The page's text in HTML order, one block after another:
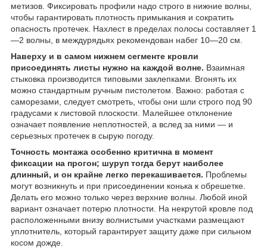
метизов. Фиксировать профили надо строго в нижние волны,
чтобы гарантировать плотность примыкания и сократить
опасность протечек. Нахлест в пределах полосы составляет 1
—2 волны, в междурядьях рекомендован набег 10—20 см.
Наверху и в самом нижнем сегменте кровли
присоединять листы нужно на каждой волне. Взаимная
стыковка производится типовыми заклепками. Вгонять их
можно стандартным ручным пистолетом. Важно: работая с
саморезами, следует смотреть, чтобы они шли строго под 90
градусами к листовой плоскости. Малейшее отклонение
означает появление неплотностей, а вслед за ними — и
серьезных протечек в сырую погоду.
Точность монтажа особенно критична в момент
фиксации на прогон; шуруп тогда берут наиболее
длинный, и он крайне легко перекашивается. Проблемы
могут возникнуть и при присоединении конька к обрешетке.
Делать его можно только через верхние волны. Любой иной
вариант означает потерю плотности. На некрутой кровле под
расположенными внизу волнистыми участками размещают
уплотнитель, который гарантирует защиту даже при сильном
косом дожде.